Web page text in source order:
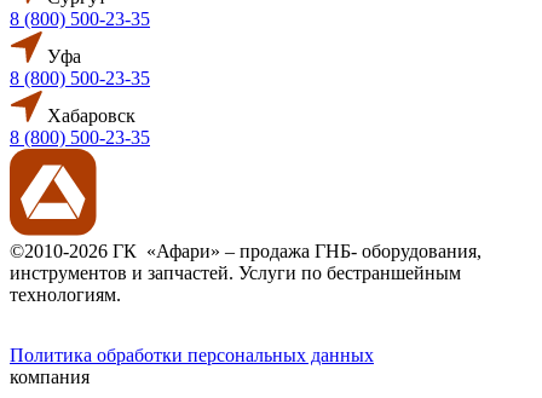
8 (800) 500-23-35
Уфа
8 (800) 500-23-35
Хабаровск
8 (800) 500-23-35
©2010-2026 ГК «Афари» – продажа ГНБ- оборудования,
инструментов и запчастей. Услуги по бестраншейным
технологиям.
Политика обработки персональных данных
компания